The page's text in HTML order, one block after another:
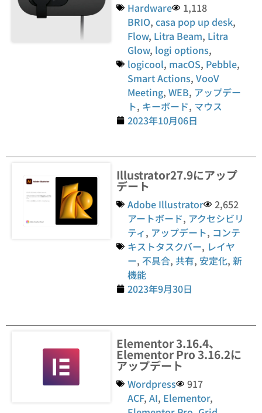
Hardware
1,118
BRIO,casa pop up desk,
Flow, Litra Beam, Litra
Glow, logi options,
logicool, macOS, Pebble,
Smart Actions,VooV
Meeting,WEB, アップデー
ト, キーボード, マウス
2023年10月06日
Illustrator27.9にアップ
デート
Adobe Illustrator
2,652
アートボード, アクセシビリ
ティ, アップデート, コンテ
キストタスクバー, レイヤ
ー, 不具合,共有, 安定化,新
機能
2023年9月30日
Elementor 3.16.4、
Elementor Pro 3.16.2に
アップデート
Wordpress
917
ACF,AI, Elementor,